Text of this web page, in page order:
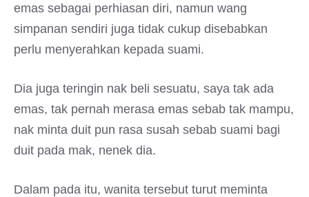
emas sebagai perhiasan diri, namun wang
simpanan sendiri juga tidak cukup disebabkan
perlu menyerahkan kepada suami.
Dia juga teringin nak beli sesuatu, saya tak ada
emas, tak pernah merasa emas sebab tak mampu,
nak minta duit pun rasa susah sebab suami bagi
duit pada mak, nenek dia.
Dalam pada itu, wanita tersebut turut meminta